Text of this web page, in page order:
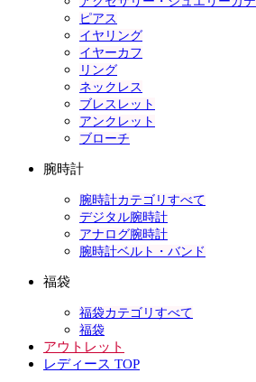
ピアス
イヤリング
イヤーカフ
リング
ネックレス
ブレスレット
アンクレット
ブローチ
腕時計
腕時計カテゴリすべて
デジタル腕時計
アナログ腕時計
腕時計ベルト・バンド
福袋
福袋カテゴリすべて
福袋
アウトレット
レディース TOP